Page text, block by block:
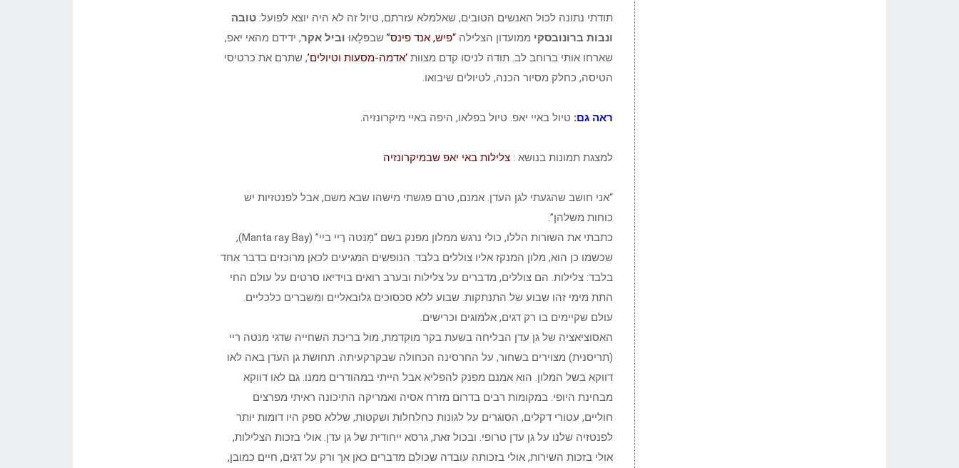
תודתי נתונה לכול האנשים הטובים, שאלמלא עזרתם, טיול זה לא היה יוצא לפועל: טובה
ונבות ברונובסקי ממועדון הצלילה “פיש, אנד פינס” שבפּלָאוּ וביל אקר, ידידם מהאי יאפ,
שארחו אותי ברוחב לב. תודה לניסו קדם מצוות ‘אדמה-מסעות וטיולים’, שתרם את כרטיסי
הטיסה, כחלק מסיור הכנה, לטיולים שיבואו.
ראה גם: טיול באיי יאפ. טיול בפלאו, היפה באיי מיקרונזיה.
למצגת תמונות בנושא : צלילות באי יאפ שבמיקרונזיה
“אני חושב שהגעתי לגן העדן. אמנם, טרם פגשתי מישהו שבא משם, אבל לפנטזיות יש
כוחות משלהן”.
כתבתי את השורות הללו, כולי נרגש ממלון מפנק בשם “מָנטה רֶיי ביי” (Manta ray Bay),
שכשמו כן הוא, מלון המנקז אליו צוללים בלבד. הנופשים המגיעים לכאן מרוכזים בדבר אחד
בלבד: צלילות. הם צוללים, מדברים על צלילות ובערב רואים בוידיאו סרטים על עולם החי
התת מימי זהו שבוע של התנתקות. שבוע ללא סכסוכים גלובאליים ומשברים כלכליים.
עולם שקיימים בו רק דגים, אלמוגים וכרישים.
האסוציאציה של גן עדן הבליחה בשעת בקר מוקדמת, מול בריכת השחייה שדגי מנטה ריי
(תריסנית) מצוירים בשחור, על החרסינה הכחולה שבקרקעיתה. תחושת גן העדן באה לאו
דווקא בשל המלון. הוא אמנם מפנק להפליא אבל הייתי במהודרים ממנו. גם לאו דווקא
מבחינת היופי. במקומות רבים בדרום מזרח אסיה ואמריקה התיכונה ראיתי מפרצים
חוליים, עטורי דקלים, הסוגרים על לגונות כחלחלות ושקטות, שללא ספק היו דומות יותר
לפנטזיה שלנו על גן עדן טרופי. ובכול זאת, גרסא ייחודית של גן עדן. אולי בזכות הצלילות,
אולי בזכות השירות, אולי בזכותה עובדה שכולם מדברים כאן אך ורק על דגים, חיים כמובן,